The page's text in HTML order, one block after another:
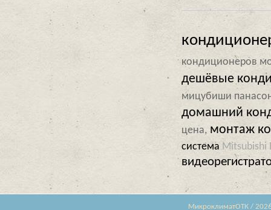
кондиционеров
дешёвые
мицубиши
домашний
цена, монтаж
система Mitsubishi
МикроклиматОТК /